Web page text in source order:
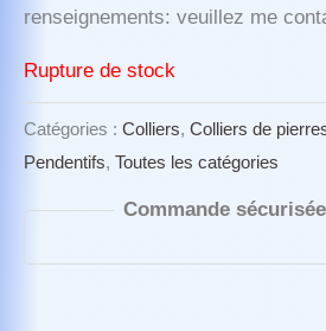
renseignements: veuillez me
Rupture de stock
Catégories : Colliers, Colliers de
Pendentifs, Toutes les catégories
Commande